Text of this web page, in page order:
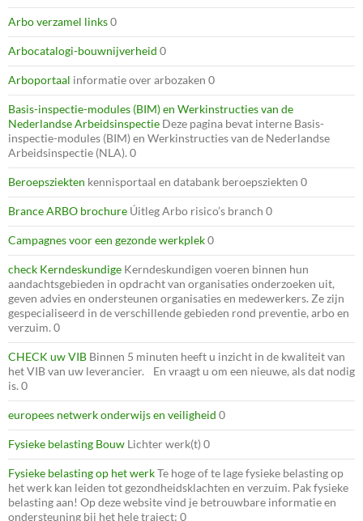
Arbo verzamel links0
Arbocatalogi-bouwnijverheid 0
Arboportaal informatie over arbozaken 0
Basis-inspectie-modules (BIM) en Werkinstructies van de
Nederlandse Arbeidsinspectie Deze pagina bevat interne Basis-
inspectie-modules (BIM) en Werkinstructies van de Nederlandse
Arbeidsinspectie (NLA). 0
Beroepsziekten kennisportaal en databank beroepsziekten 0
Brance ARBO brochure Úitleg Arbo risico’s branch 0
Campagnes voor een gezonde werkplek0
check Kerndeskundige Kerndeskundigen voeren binnen hun
aandachtsgebieden in opdracht van organisaties onderzoeken uit,
geven advies en ondersteunen organisaties en medewerkers. Ze zijn
gespecialiseerd in de verschillende gebieden rond preventie, arbo en
verzuim. 0
CHECK uw VIB Binnen 5 minuten heeft u inzicht in de kwaliteit van
het VIB van uw leverancier. En vraagt u om een nieuwe, als dat nodig
is. 0
europees netwerk onderwijs en veiligheid 0
Fysieke belasting Bouw Lichter werk(t) 0
Fysieke belasting op het werkTe hoge of te lage fysieke belasting op
het werk kan leiden tot gezondheidsklachten en verzuim. Pak fysieke
belasting aan! Op deze website vind je betrouwbare informatie en
ondersteuning bij het hele traject: 0